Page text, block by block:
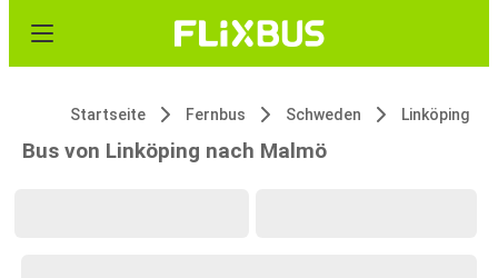
Startseite Fernbus Schweden Linköping
Bus von Linköping nach Malmö